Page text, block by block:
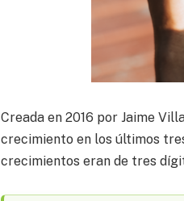
Creada en 2016 por Jaime
crecimiento en los últimos
crecimientos eran de tres